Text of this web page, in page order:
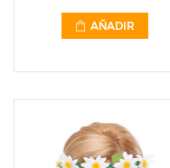
AÑADIR